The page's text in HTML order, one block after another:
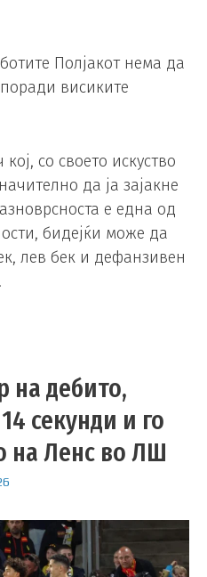
Полјакот нема да
висиките
со своето искуство
да ја зајакне
е една од
бидејќи може да
лев бек и дефанзивен
на дебито,
секунди и го
на Ленс во ЛШ